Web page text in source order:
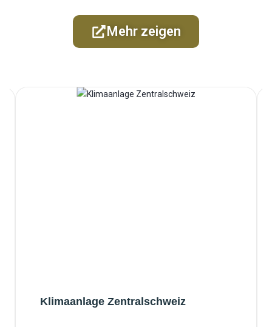
Mehr zeigen
Klimaanlage Zentralschweiz